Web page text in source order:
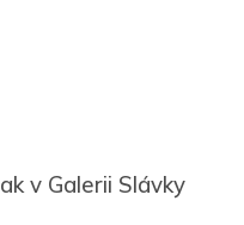
v Galerii Slávky